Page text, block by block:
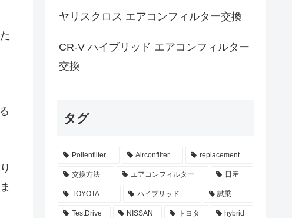
ヤリスクロス エアコンフィルター交換
CR-V ハイブリッド エアコンフィルター
交換
タグ
Pollenfilter Airconfilter replacement
交換方法 エアコンフィルター 日産
TOYOTA ハイブリッド 試乗
TestDrive NISSAN トヨタ hybrid